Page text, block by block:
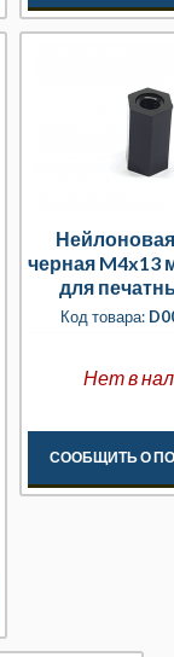
черная M4x13
для
Код товара:
Нет в
СООБЩИТЬ О